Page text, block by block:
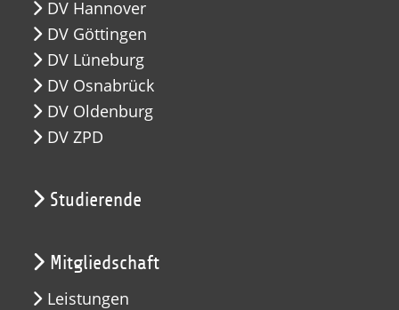
DV Hannover
DV Göttingen
DV Lüneburg
DV Osnabrück
DV Oldenburg
DV ZPD
Studierende
Mitgliedschaft
Leistungen